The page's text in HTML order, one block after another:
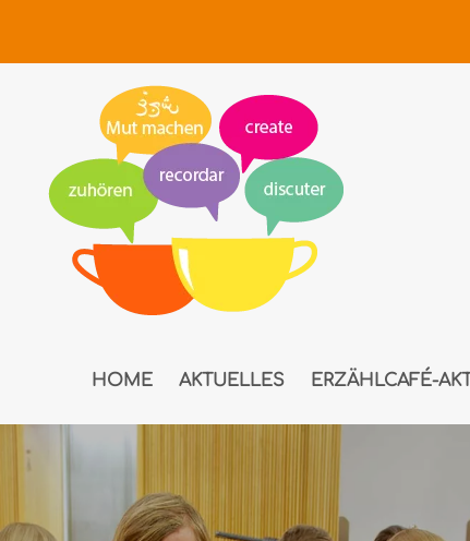
HOME AKTUELLES ERZÄHLCAFÉ-